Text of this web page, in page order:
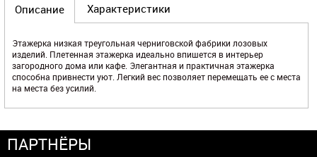
Описание Характеристики
Этажерка низкая треугольная черниговской фабрики лозовых
изделий. Плетенная этажерка идеально впишется в интерьер
загородного дома или кафе. Элегантная и практичная этажерка
способна привнести уют. Легкий вес позволяет перемещать ее с места
на места без усилий.
ПАРТНЁРЫ